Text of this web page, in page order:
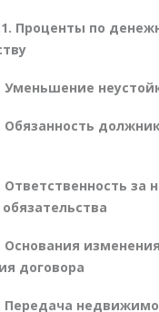
Проценты по
Уменьшение
Обязанность
Ответственность за
Основания
договора
Передача